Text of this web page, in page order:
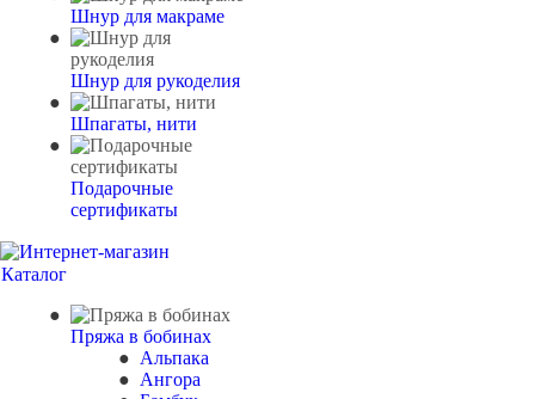
Шнур для макраме
Шнур для рукоделия
Шпагаты, нити
Подарочные
сертификаты
Каталог
Пряжа в бобинах
Альпака
Ангора